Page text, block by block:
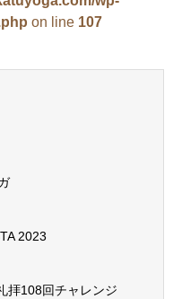
on line 107
2023
拝108回チャレンジ